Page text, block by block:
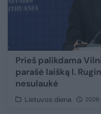
Prieš palikdama
parašė laišką I.
nesulaukė
Lietuvos diena